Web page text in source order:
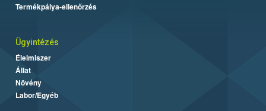
Termékpálya-ellenőrzés
Ügyintézés
Élelmiszer
Állat
Növény
Labor/Egyéb